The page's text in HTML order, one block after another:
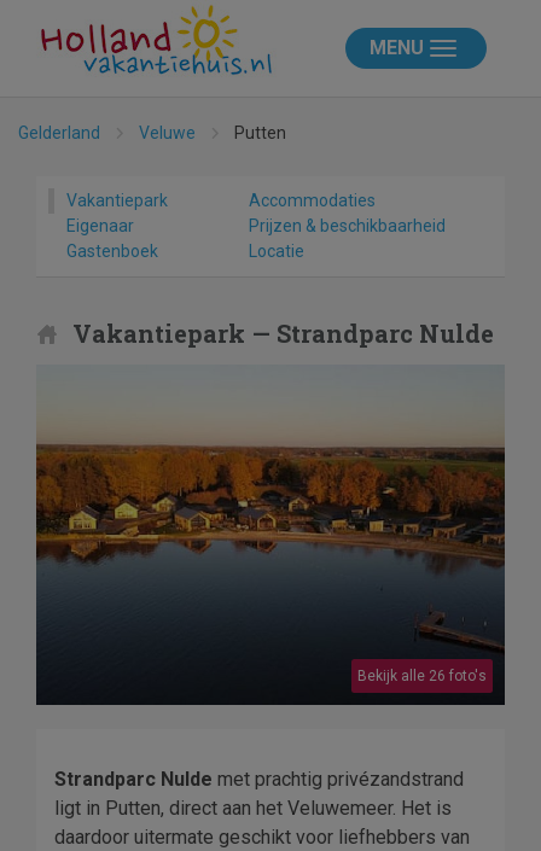
MENU
Gelderland Veluwe Putten
Vakantiepark
Accommodaties
Eigenaar
Prijzen & beschikbaarheid
Gastenboek
Locatie
Vakantiepark — Strandparc Nulde
Bekijk alle 26 foto's
Strandparc Nulde met prachtig privézandstrand
ligt in Putten, direct aan het Veluwemeer. Het is
daardoor uitermate geschikt voor liefhebbers van